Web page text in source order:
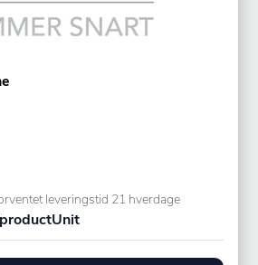
leveringstid 21 hverdage